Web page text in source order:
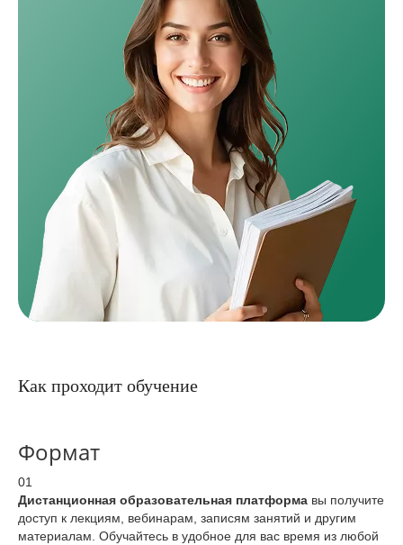
Как проходит обучение
Формат
01
Дистанционная образовательная платформа вы получите
доступ к лекциям, вебинарам, записям занятий и другим
материалам. Обучайтесь в удобное для вас время из любой